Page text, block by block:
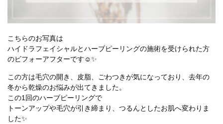
こちらのお写真は
ハイドラフェイシャルとハーブピーリングの施術を受けられた方
のビフォーアフターです☺✨
この方は毛穴の開き、皮脂、ごわつきが気になっており、去年の
冬から乾燥のお悩みが出てきました。
この1回のハーブピーリングで
トーンアップや毛穴が引き締まり、つるんとしたお肌へ変わりま
した✨